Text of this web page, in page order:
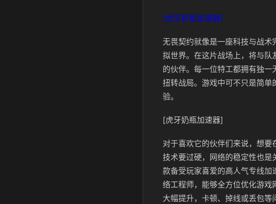
[虎牙奶瓶加速器]
无畏契约就像是一座科技与战
拟世界。在这片战场上，将与队
的伙伴。每一位特工都拥有独
扭转战局。游戏中可不只是简
验。
[虎牙奶瓶加速器]
对于喜欢它的伙伴们来说，想
技术要过硬，网络的稳定性也
款备受玩家喜爱的高人气专线加
络工程师，能够全方位优化游
大幅提升，卡顿、掉线或丢包等